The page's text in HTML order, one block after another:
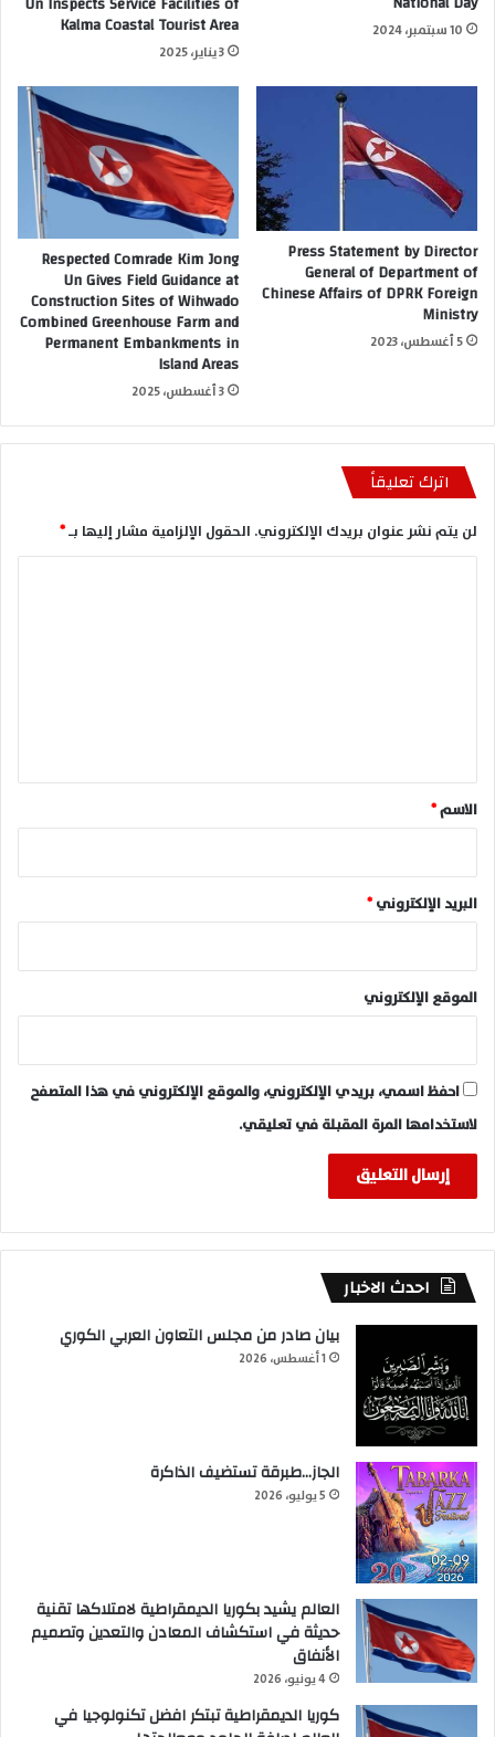
10 سبتمبر، 2024 Kalma Coastal Tourist Area
3 يناير، 2025
Press Statement by Director
General of Department of
Chinese Affairs of DPRK Foreign
Ministry
5 أغسطس، 2023
Respected Comrade Kim Jong
Un Gives Field Guidance at
Construction Sites of Wihwado
Combined Greenhouse Farm and
Permanent Embankments in
Island Areas
3 أغسطس، 2025
اترك تعليقاً
لن يتم نشر عنوان بريدك الإلكتروني. الحقول الإلزامية مشار إليها بـ*
*
الاسم*
البريد الإلكتروني*
الموقع الإلكتروني
احفظ اسمي، بريدي الإلكتروني، والموقع الإلكتروني في هذا المتصفح
لاستخدامها المرة المقبلة في تعليقي.
احدث الاخبار
بيان صادر من مجلس التعاون العربي الكوري
1 أغسطس، 2026
الجاز…طبرقة تستضيف الذاكرة
5 يوليو، 2026
العالم يشيد بكوريا الديمقراطية لامتلاكها تقنية
حديثة في استكشاف المعادن والتعدين وتصميم
الأنفاق
4 يونيو، 2026
كوريا الديمقراطية تبتكر افضل تكنولوجيا في